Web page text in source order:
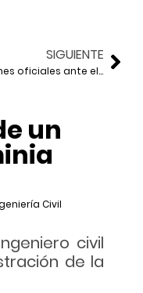
SIGUIENTE
Acciones oficiales ante el desarrollo inmobiliario
un
Civil
civil
de la